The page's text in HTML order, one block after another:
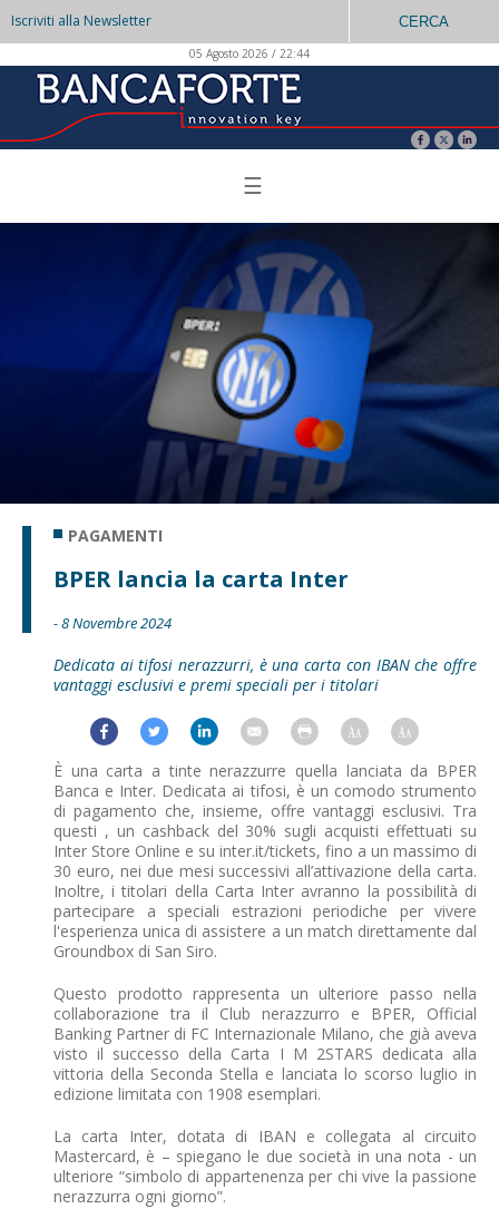
Iscriviti alla Newsletter CERCA
05 Agosto 2026 / 22:44
☰
PAGAMENTI
BPER lancia la carta Inter
- 8 Novembre 2024
Dedicata ai tifosi nerazzurri, è una carta con IBAN che offre
vantaggi esclusivi e premi speciali per i titolari
È una carta a tinte nerazzurre quella lanciata da BPER
Banca e Inter. Dedicata ai tifosi, è un comodo strumento
di pagamento che, insieme, offre vantaggi esclusivi. Tra
questi , un cashback del 30% sugli acquisti effettuati su
Inter Store Online e su inter.it/tickets, fino a un massimo di
30 euro, nei due mesi successivi all’attivazione della carta.
Inoltre, i titolari della Carta Inter avranno la possibilità di
partecipare a speciali estrazioni periodiche per vivere
l'esperienza unica di assistere a un match direttamente dal
Groundbox di San Siro.
Questo prodotto rappresenta un ulteriore passo nella
collaborazione tra il Club nerazzurro e BPER, Official
Banking Partner di FC Internazionale Milano, che già aveva
visto il successo della Carta I M 2STARS dedicata alla
vittoria della Seconda Stella e lanciata lo scorso luglio in
edizione limitata con 1908 esemplari.
La carta Inter, dotata di IBAN e collegata al circuito
Mastercard, è – spiegano le due società in una nota - un
ulteriore “simbolo di appartenenza per chi vive la passione
nerazzurra ogni giorno”.